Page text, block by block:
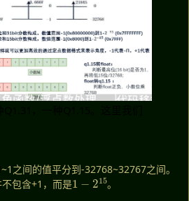
之间的值平分到-32768~32767之间。
包含+1，而是
1−215
。